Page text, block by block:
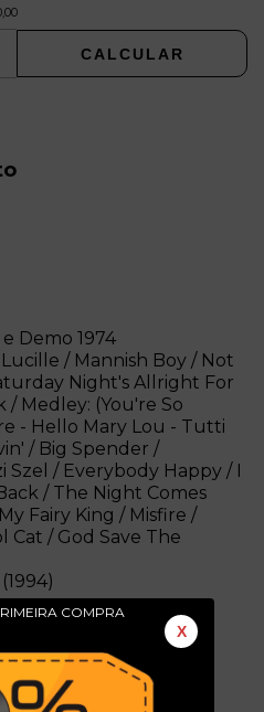
COMPRA
X
ALTERAR CEP
CALCULAR
Demo 1974
/ Mannish Boy / Not
Night's Allright For
/ Medley: (You're So
- Hello Mary Lou - Tutti
/ Big Spender /
Szel / Everybody Happy / I
/ The Night Comes
Fairy King / Misfire /
Cat / God Save The